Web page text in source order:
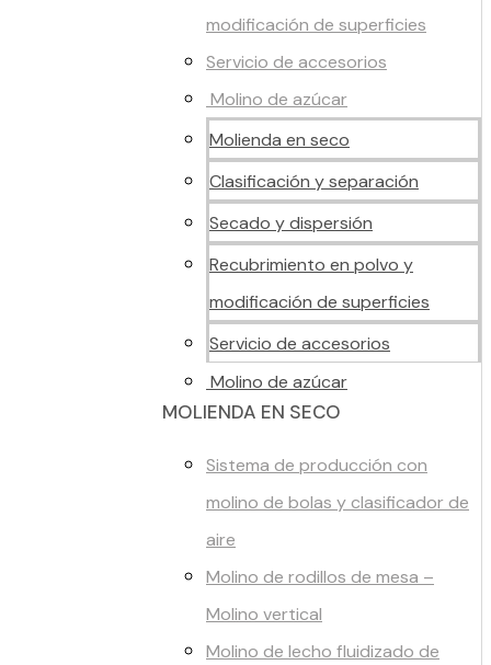
modificación de superficies
Servicio de accesorios
Molino de azúcar
Molienda en seco
Clasificación y separación
Secado y dispersión
Recubrimiento en polvo y
modificación de superficies
Servicio de accesorios
Molino de azúcar
MOLIENDA EN SECO
Sistema de producción con
molino de bolas y clasificador de
aire
Molino de rodillos de mesa –
Molino vertical
Molino de lecho fluidizado de